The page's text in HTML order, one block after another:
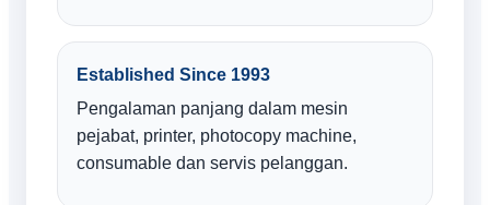
Established Since 1993
Pengalaman panjang dalam mesin
pejabat, printer, photocopy machine,
consumable dan servis pelanggan.